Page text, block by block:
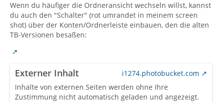
Wenn du häufiger die Ordneransicht wechseln willst, kannst
du auch den "Schalter" (rot umrandet in meinem screen
shot) über der Konten/Ordnerleiste einbauen, den die alten
TB-Versionen besaßen:
Externer Inhalt
i1274.photobucket.com
Inhalte von externen Seiten werden ohne Ihre
Zustimmung nicht automatisch geladen und angezeigt.